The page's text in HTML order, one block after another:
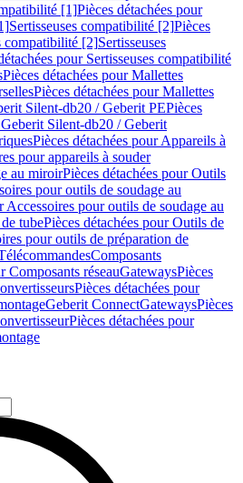
[1]Pièces détachées pour
Sertisseuses compatibilité [2]Pièces
compatibilité [2]Sertisseuses
pour Sertisseuses compatibilité
Pièces détachées pour Mallettes
Pièces détachées pour Mallettes
Silent-db20 / Geberit PEPièces
Silent-db20 / Geberit
Pièces détachées pour Appareils à
pour appareils à souder
au miroirPièces détachées pour Outils
pour outils de soudage au
Accessoires pour outils de soudage au
tubePièces détachées pour Outils de
pour outils de préparation de
Composants
Composants réseauGatewaysPièces
Pièces détachées pour
Geberit ConnectGatewaysPièces
Pièces détachées pour